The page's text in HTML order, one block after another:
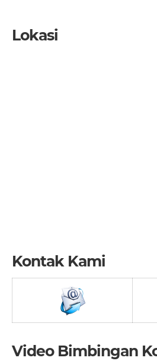
Lokasi
Kontak Kami
Video Bimbingan